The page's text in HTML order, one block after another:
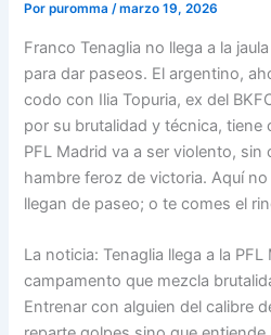
Porpuromma/marzo 19, 2026
Franco Tenaglia no llega a la
para dar paseos. El argentino,
codo con Ilia Topuria, ex del
por su brutalidad y técnica, tiene
PFL Madrid va a ser violento,
hambre feroz de victoria. Aquí
llegan de paseo; o te comes el
La noticia: Tenaglia llega a la
campamento que mezcla
Entrenar con alguien del calibre